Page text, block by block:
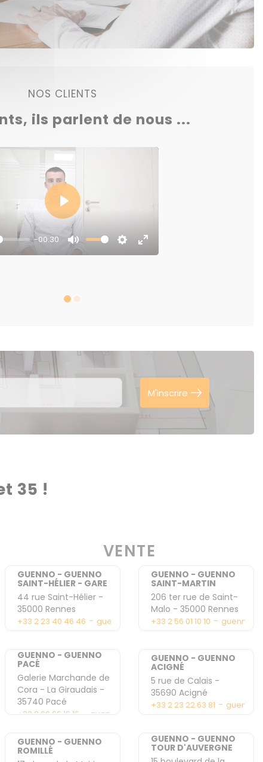
NOS CLIENTS
ils parlent de nous ...
-00:30
Mute
Enter
Play
M'inscrire
35 !
VENTE
GUENNO - GUENNO
SAINT-HÉLIER - GARE
44 rue Saint-Hélier -
35000 Rennes
+33 2 23 40 46 46 - guenno2@guenno.com
GUENNO - GUENNO
SAINT-MARTIN
206 ter rue de Saint-
Malo - 35000 Rennes
+33 2 56 01 10 10 -
GUENNO - GUENNO
PACÉ
Galerie Marchande de
Cora - La Giraudais -
35740 Pacé
+33 2 99 66 16 16 guennopace@gmail.com
GUENNO - GUENNO
ACIGNÉ
5 rue de Calais -
35690 Acigné
+33 2 23 22 63 81 -
GUENNO - GUENNO
ROMILLÉ
GUENNO - GUENNO
TOUR D'AUVERGNE